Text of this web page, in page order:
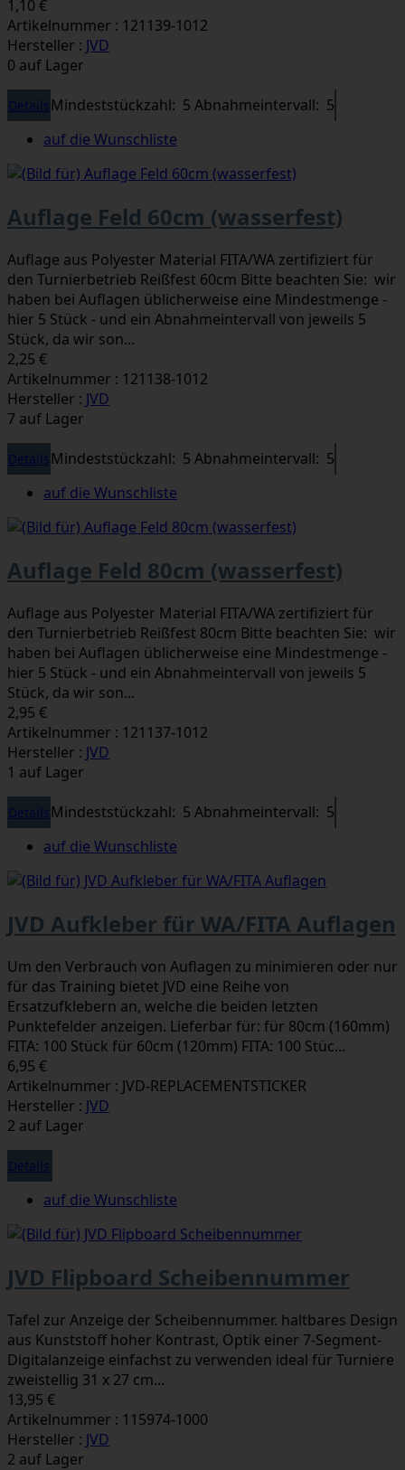
1,10 €
Artikelnummer : 121139-1012
Hersteller : JVD
0 auf Lager
Details Mindeststückzahl: 5 Abnahmeintervall: 5
auf die Wunschliste
Auflage Feld 60cm (wasserfest)
Auflage aus Polyester Material FITA/WA zertifiziert für
den Turnierbetrieb Reißfest 60cm Bitte beachten Sie: wir
haben bei Auflagen üblicherweise eine Mindestmenge -
hier 5 Stück - und ein Abnahmeintervall von jeweils 5
Stück, da wir son...
2,25 €
Artikelnummer : 121138-1012
Hersteller : JVD
7 auf Lager
Details Mindeststückzahl: 5 Abnahmeintervall: 5
auf die Wunschliste
Auflage Feld 80cm (wasserfest)
Auflage aus Polyester Material FITA/WA zertifiziert für
den Turnierbetrieb Reißfest 80cm Bitte beachten Sie: wir
haben bei Auflagen üblicherweise eine Mindestmenge -
hier 5 Stück - und ein Abnahmeintervall von jeweils 5
Stück, da wir son...
2,95 €
Artikelnummer : 121137-1012
Hersteller : JVD
1 auf Lager
Details Mindeststückzahl: 5 Abnahmeintervall: 5
auf die Wunschliste
JVD Aufkleber für WA/FITA Auflagen
Um den Verbrauch von Auflagen zu minimieren oder nur
für das Training bietet JVD eine Reihe von
Ersatzufklebern an, welche die beiden letzten
Punktefelder anzeigen. Lieferbar für: für 80cm (160mm)
FITA: 100 Stück für 60cm (120mm) FITA: 100 Stüc...
6,95 €
Artikelnummer : JVD-REPLACEMENTSTICKER
Hersteller : JVD
2 auf Lager
Details
auf die Wunschliste
JVD Flipboard Scheibennummer
Tafel zur Anzeige der Scheibennummer. haltbares Design
aus Kunststoff hoher Kontrast, Optik einer 7-Segment-
Digitalanzeige einfachst zu verwenden ideal für Turniere
zweistellig 31 x 27 cm...
13,95 €
Artikelnummer : 115974-1000
Hersteller : JVD
2 auf Lager